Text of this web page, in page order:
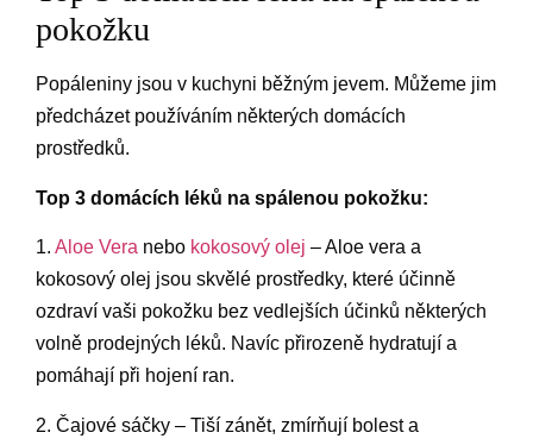
pokožku
Popáleniny jsou v kuchyni běžným jevem. Můžeme jim
předcházet používáním některých domácích
prostředků.
Top 3 domácích léků na spálenou pokožku:
1. Aloe Vera nebo kokosový olej – Aloe vera a
kokosový olej jsou skvělé prostředky, které účinně
ozdraví vaši pokožku bez vedlejších účinků některých
volně prodejných léků. Navíc přirozeně hydratují a
pomáhají při hojení ran.
2. Čajové sáčky – Tiší zánět, zmírňují bolest a